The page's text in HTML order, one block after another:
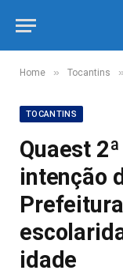
Home » Tocantins »
TOCANTINS
Quaest
intenção
idade